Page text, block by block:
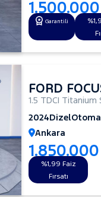
Garantili
FORD
1.5 TDCI Titanium
2024Dizel
Ankara
%1,99 Faiz
Fırsatı